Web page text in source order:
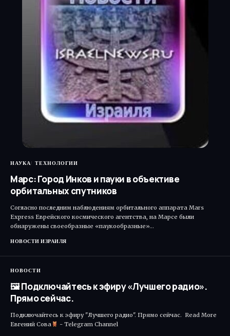
НАУКА ТЕХНОЛОГИИ
Марс: Город Инков и пауки в объективе
орбитальных спутников
Согласно последним наблюдениям орбитального аппарата Mars
Express Еврейского космического агентства, на Марсе были
обнаружены своеобразные «паукообразные»…
НОВОСТИ ИЗРАИЛЯ
НОВОСТИ
🖼 Подключайтесь к эфиру «Лучшего радио».
Прямо сейчас.
Подключайтесь к эфиру "Лучшего радио". Прямо сейчас. Read More ​
Евгений Сова
- Telegram Channel